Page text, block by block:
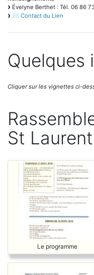
Évelyne Berthet : Tél. 06 86
Contact du Lien
Quelques
Cliquer sur les vignettes ci-
St
Le programme